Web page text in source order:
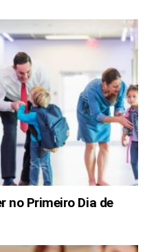
no Primeiro Dia de